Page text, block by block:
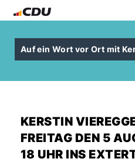
Auf ein Wort vor Ort mit
KERSTIN
FREITAG DEN 5
18 UHR INS